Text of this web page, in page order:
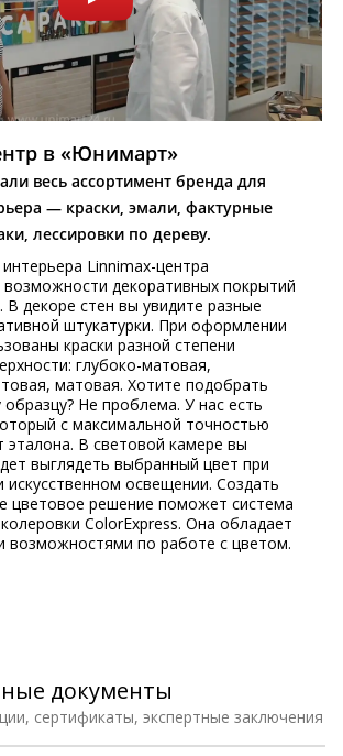
в «Юнимарт»
весь ассортимент бренда для
— краски, эмали, фактурные
лессировки по дереву.
Linnimax-центра
возможности декоративных покрытий
В декоре стен вы увидите разные
штукатурки. При оформлении
краски разной степени
глубоко-матовая,
матовая. Хотите подобрать
Не проблема. У нас есть
с максимальной точностью
эталона. В световой камере вы
выглядеть выбранный цвет при
искусственном освещении. Создать
цветовое решение поможет система
ColorExpress. Она обладает
возможностями по работе с цветом.
сертификаты, экспертные заключения
документы